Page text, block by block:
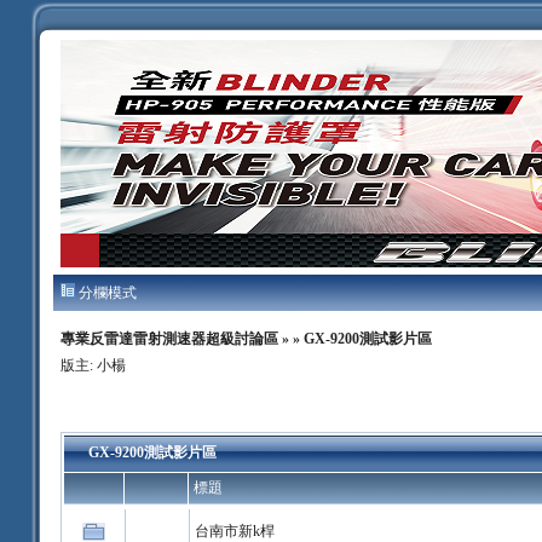
分欄模式
專業反雷達雷射測速器超級討論區» » GX-9200測試影片區
版主: 小楊
GX-9200測試影片區
標題
台南市新k桿